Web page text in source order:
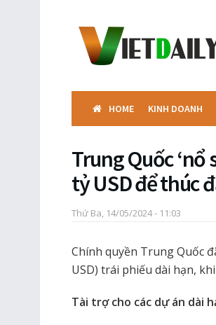
HOME KINH DOANH
Trung Quốc ‘nổ
tỷ USD để thúc
Thứ Ba, 14/05/2024 - 11:03
Chính quyền Trung Quốc
USD) trái phiếu dài hạn,
Tài trợ cho các dự án dài